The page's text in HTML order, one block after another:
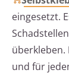
eingesetzt.
überkleben.
und für